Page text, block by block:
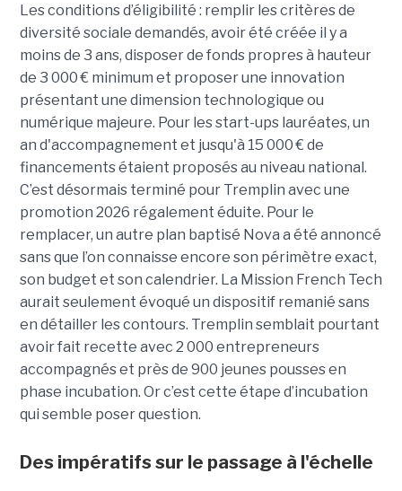
Les conditions d’éligibilité : remplir les critères de
diversité sociale demandés, avoir été créée il y a
moins de 3 ans, disposer de fonds propres à hauteur
de 3 000 € minimum et proposer une innovation
présentant une dimension technologique ou
numérique majeure. Pour les start-ups lauréates, un
an d'accompagnement et jusqu'à 15 000 € de
financements étaient proposés au niveau national.
C’est désormais terminé pour Tremplin avec une
promotion 2026 régalement éduite. Pour le
remplacer, un autre plan baptisé Nova a été annoncé
sans que l’on connaisse encore son périmètre exact,
son budget et son calendrier. La Mission French Tech
aurait seulement évoqué un dispositif remanié sans
en détailler les contours. Tremplin semblait pourtant
avoir fait recette avec 2 000 entrepreneurs
accompagnés et près de 900 jeunes pousses en
phase incubation. Or c’est cette étape d’incubation
qui semble poser question.
Des impératifs sur le passage à l'échelle